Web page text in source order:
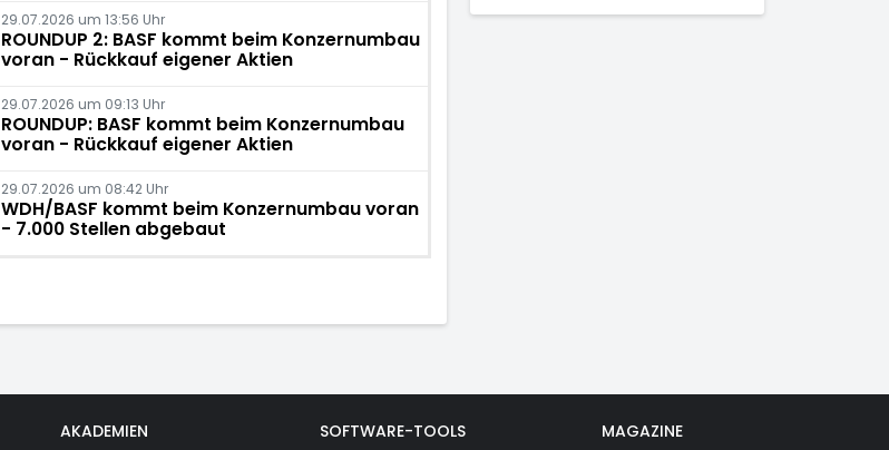
29.07.2026 um 13:56 Uhr
ROUNDUP 2: BASF kommt beim Konzernumbau
voran - Rückkauf eigener Aktien
29.07.2026 um 09:13 Uhr
ROUNDUP: BASF kommt beim Konzernumbau
voran - Rückkauf eigener Aktien
29.07.2026 um 08:42 Uhr
WDH/BASF kommt beim Konzernumbau voran
- 7.000 Stellen abgebaut
AKADEMIEN SOFTWARE-TOOLS MAGAZINE